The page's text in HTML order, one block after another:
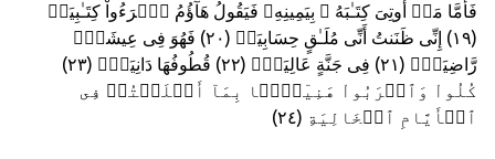
فَأَمَّا مَنۡ أُوتِىَ كِتَـٰبَهُ ۥ بِيَمِينِهِۦ فَيَقُولُ هَآؤُمُ ٱقۡرَءُواْ كِتَـٰبِيَهۡ
(١٩) إِنِّى ظَنَنتُ أَنِّى مُلَـٰقٍ حِسَابِيَهۡ (٢٠) فَهُوَ فِى عِيشَةٍ۬
رَّاضِيَةٍ۬ (٢١) فِى جَنَّةٍ عَالِيَةٍ۬ (٢٢) قُطُوفُهَا دَانِيَةٌ۬ (٢٣)
كُلُواْ وَٱشۡرَبُواْ هَنِيٓـَٔۢا بِمَآ أَسۡلَفۡتُمۡ فِى
ٱلۡأَيَّامِ ٱلۡخَالِيَةِ (٢٤)